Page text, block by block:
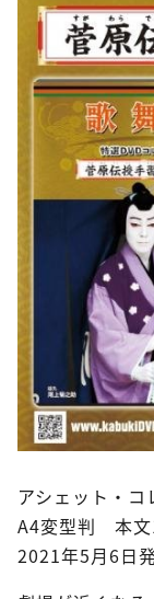
アシェット・
A4変型判 本
2021年5月6日